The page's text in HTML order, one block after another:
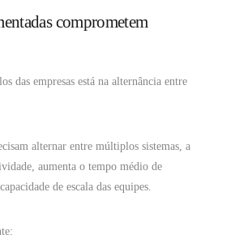
comprometem
das empresas está na alternância entre
alternar entre múltiplos sistemas, a
aumenta o tempo médio de
de escala das equipes.